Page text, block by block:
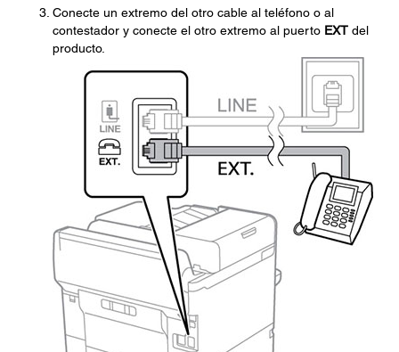
Conecte un extremo del otro cable al teléfono o al
contestador y conecte el otro extremo al puerto EXT del
producto.